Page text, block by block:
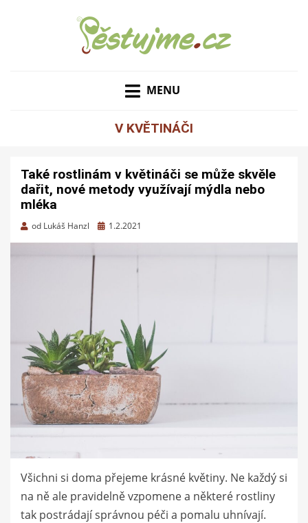
MENU
V KVĚTINÁČI
Také rostlinám v květináči se může skvěle
dařit, nové metody využívají mýdla nebo
mléka
od Lukáš Hanzl
Zveřejněno
1.2.2021
Všichni si doma přejeme krásné květiny. Ne každý si
na ně ale pravidelně vzpomene a některé rostliny
tak postrádají správnou péči a pomalu uhnívají.